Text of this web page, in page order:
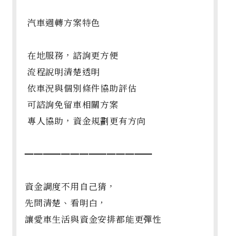
汽車週轉方案特色
在地服務，諮詢更方便
流程說明清楚透明
依車況與個別條件協助評估
可諮詢免留車相關方案
專人協助，資金規劃更有方向
━━━━━━━━━━━━━━
資金調度不用自己猜，
先問清楚、看明白，
讓愛車生活與資金安排都能更彈性